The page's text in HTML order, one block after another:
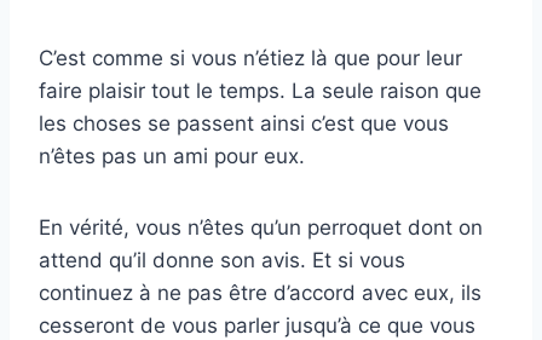
C’est comme si vous n’étiez là que pour leur
faire plaisir tout le temps. La seule raison que
les choses se passent ainsi c’est que vous
n’êtes pas un ami pour eux.
En vérité, vous n’êtes qu’un perroquet dont on
attend qu’il donne son avis. Et si vous
continuez à ne pas être d’accord avec eux, ils
cesseront de vous parler jusqu’à ce que vous